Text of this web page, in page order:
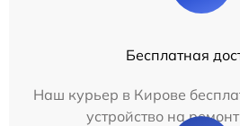
Бесплатная
Наш курьер в Кирове
устройство на